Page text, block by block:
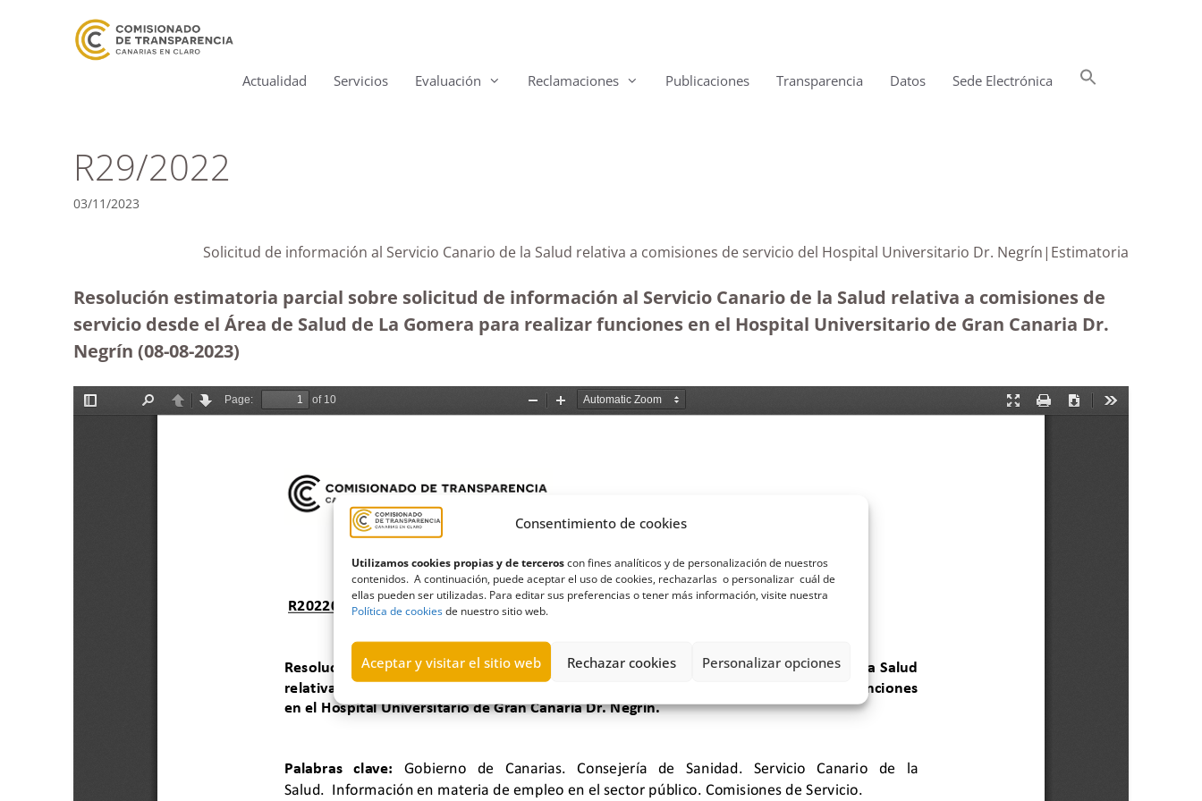
Consentimiento de cookies
Utilizamos cookies propias y de terceroscon fines analíticos y de personalización de nuestros
contenidos. A continuación, puede aceptar el uso de cookies, rechazarlas o personalizar cuál de
ellas pueden ser utilizadas. Para editar sus preferencias o tener más información, visite nuestra
Política de cookiesde nuestro sitio web.
Aceptar y visitar el sitio web Rechazar cookies Personalizar opciones
Actualidad Servicios Evaluación Reclamaciones Publicaciones Transparencia Datos Sede Electrónica
R29/2022
03/11/2023
Solicitud de información al Servicio Canario de la Salud relativa a comisiones de servicio del Hospital Universitario Dr. Negrín|Estimatoria
Resolución estimatoria parcial sobre solicitud de información al Servicio Canario de la Salud relativa a comisiones de
servicio desde el Área de Salud de La Gomera para realizar funciones en el Hospital Universitario de Gran Canaria Dr.
Negrín (08-08-2023)